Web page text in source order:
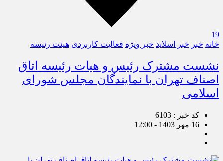
19
خانه خبر خبر اسلايد خبر ویژه فعالیت کاربردی هیئت رئیسه
نشست مشترک رئیس و هیات رئیسه اتاق
اصناف تهران با نمایندگان مجلس شورای
اسلامی
کد خبر : 6103
16 مهر 1403 - 12:00